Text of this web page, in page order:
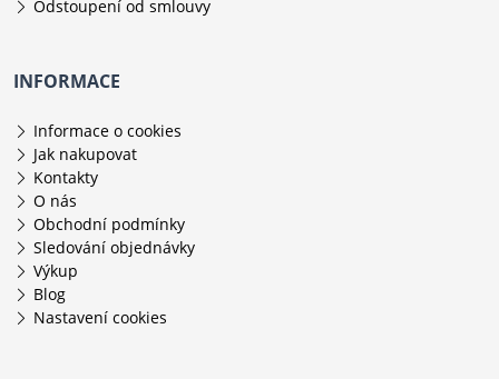
Odstoupení od smlouvy
INFORMACE
Informace o cookies
Jak nakupovat
Kontakty
O nás
Obchodní podmínky
Sledování objednávky
Výkup
Blog
Nastavení cookies